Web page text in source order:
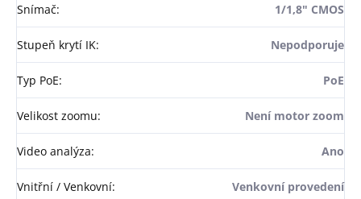
Snímač: 1/1,8" CMOS
Stupeň krytí IK: Nepodporuje
Typ PoE: PoE
Velikost zoomu: Není motor zoom
Video analýza: Ano
Vnitřní / Venkovní: Venkovní provedení